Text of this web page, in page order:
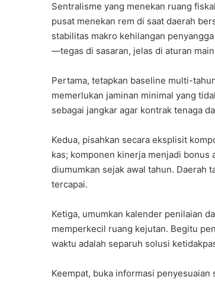
Sentralisme yang menekan ruang
pusat menekan rem di saat daerah
stabilitas makro kehilangan
—tegas di sasaran, jelas di aturan
Pertama, tetapkan baseline multi-
memerlukan jaminan minimal yang
sebagai jangkar agar kontrak tenaga
Kedua, pisahkan secara eksplisit
kas; komponen kinerja menjadi
diumumkan sejak awal tahun. Daerah
tercapai.
Ketiga, umumkan kalender penilaian
memperkecil ruang kejutan. Begitu
waktu adalah separuh solusi
Keempat, buka informasi